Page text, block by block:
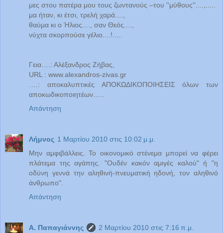
μες στου πατέρα μου τους ζωντανούς –του ''μύθους''....,.....
μα ήταν, κι έτσι, τρελή χαρά....,
θαύμα κι ο Ήλιος...., σαν Θεός....,
νύχτα σκορπούσε γέλιο....!.....
Γεια….: Αλέξανδρος Ζήβας,
URL : www.alexandros-zivas.gr
….: αποκαλυπτικές ΑΠΟΚΩΔΙΚΟΠΟΙΗΣΕΙΣ όλων των
αποκωδικοποιητέων…..
Απάντηση
Λήμνος 1 Μαρτίου 2010 στις 10:02 μ.μ.
Μην αμφιβάλλεις. Το οικονομικό στένεμα μπορεί να φέρει
πλάτεμα της αγάπης. "Ουδέν κακόν αμιγές καλού" ή "η
οδύνη γεννά την αληθινή-πνευματική ηδονή, τον αληθινό
άνθρωπο".
Απάντηση
Α. Παπαγιάννης
2 Μαρτίου 2010 στις 7:16 π.μ.